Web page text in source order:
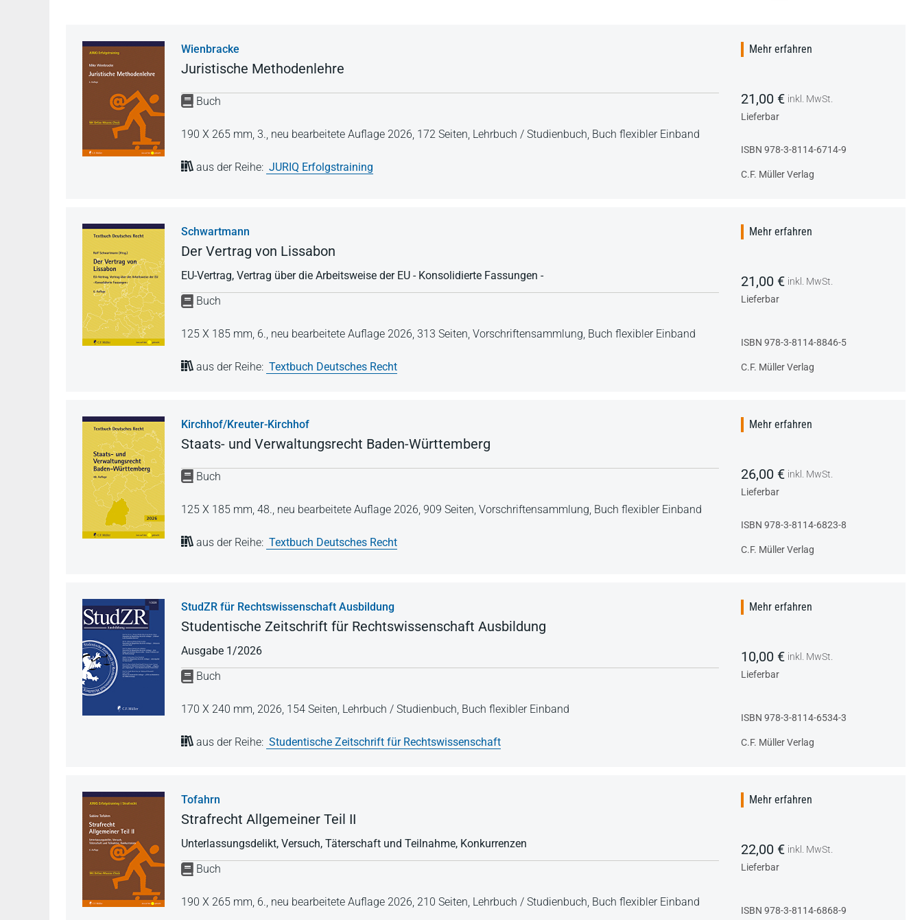
Wienbracke
Juristische Methodenlehre
Buch
190 X 265 mm, 3., neu bearbeitete Auflage 2026, 172 Seiten, Lehrbuch / Studienbuch, Buch flexibler Einband
aus der Reihe: JURIQ Erfolgstraining
Mehr erfahren
21,00 € inkl. MwSt.
Lieferbar
ISBN 978-3-8114-6714-9
C.F. Müller Verlag
Schwartmann
Der Vertrag von Lissabon
EU-Vertrag, Vertrag über die Arbeitsweise der EU - Konsolidierte Fassungen -
Buch
125 X 185 mm, 6., neu bearbeitete Auflage 2026, 313 Seiten, Vorschriftensammlung, Buch flexibler Einband
aus der Reihe: Textbuch Deutsches Recht
Mehr erfahren
21,00 € inkl. MwSt.
Lieferbar
ISBN 978-3-8114-8846-5
C.F. Müller Verlag
Kirchhof/Kreuter-Kirchhof
Staats- und Verwaltungsrecht Baden-Württemberg
Buch
125 X 185 mm, 48., neu bearbeitete Auflage 2026, 909 Seiten, Vorschriftensammlung, Buch flexibler Einband
aus der Reihe: Textbuch Deutsches Recht
Mehr erfahren
26,00 € inkl. MwSt.
Lieferbar
ISBN 978-3-8114-6823-8
C.F. Müller Verlag
StudZR für Rechtswissenschaft Ausbildung
Studentische Zeitschrift für Rechtswissenschaft Ausbildung
Ausgabe 1/2026
Buch
170 X 240 mm, 2026, 154 Seiten, Lehrbuch / Studienbuch, Buch flexibler Einband
aus der Reihe: Studentische Zeitschrift für Rechtswissenschaft
Mehr erfahren
10,00 € inkl. MwSt.
Lieferbar
ISBN 978-3-8114-6534-3
C.F. Müller Verlag
Tofahrn
Strafrecht Allgemeiner Teil II
Unterlassungsdelikt, Versuch, Täterschaft und Teilnahme, Konkurrenzen
Buch
190 X 265 mm, 6., neu bearbeitete Auflage 2026, 210 Seiten, Lehrbuch / Studienbuch, Buch flexibler Einband
Mehr erfahren
22,00 € inkl. MwSt.
Lieferbar
ISBN 978-3-8114-6868-9